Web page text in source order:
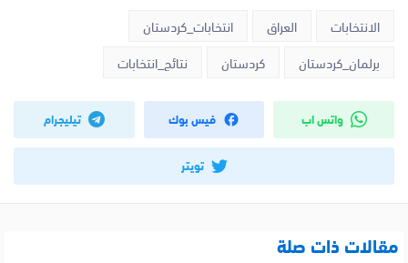
الانتخابات العراق
انتخابات_كردستان
برلمان_كردستان
كردستان نتائج_انتخابات
واتس اب فيس بوك تيليجرام
تويتر
مقالات ذات صلة